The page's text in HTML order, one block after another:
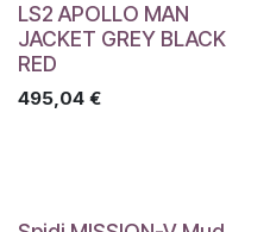
LS2 APOLLO MAN
JACKET GREY BLACK
RED
495,04 €